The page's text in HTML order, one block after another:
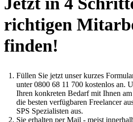
richtigen
finden!
Füllen Sie jetzt unser kurzes
unter 0800 68 11 700 kostenlos an.
Ihren konkreten Bedarf mit Ihnen
die besten verfügbaren Freelancer
SPS Spezialisten aus.
Sie erhalten per Mail - meist